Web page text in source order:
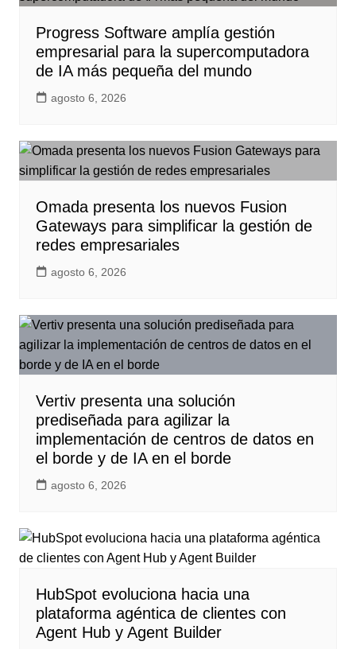
Progress Software amplía gestión
empresarial para la supercomputadora
de IA más pequeña del mundo
agosto 6, 2026
Omada presenta los nuevos Fusion
Gateways para simplificar la gestión de
redes empresariales
agosto 6, 2026
Vertiv presenta una solución
prediseñada para agilizar la
implementación de centros de datos en
el borde y de IA en el borde
agosto 6, 2026
HubSpot evoluciona hacia una
plataforma agéntica de clientes con
Agent Hub y Agent Builder